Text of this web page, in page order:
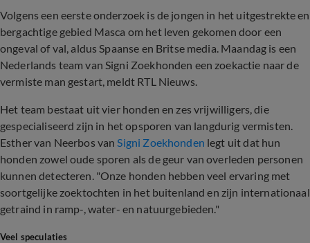
Volgens een eerste onderzoek is de jongen in het uitgestrekte en
bergachtige gebied Masca om het leven gekomen door een
ongeval of val, aldus Spaanse en Britse media. Maandag is een
Nederlands team van Signi Zoekhonden een zoekactie naar de
vermiste man gestart, meldt RTL Nieuws.
Het team bestaat uit vier honden en zes vrijwilligers, die
gespecialiseerd zijn in het opsporen van langdurig vermisten.
Esther van Neerbos vanSigni Zoekhonden legt uit dat hun
honden zowel oude sporen als de geur van overleden personen
kunnen detecteren. "Onze honden hebben veel ervaring met
soortgelijke zoektochten in het buitenland en zijn internationaal
getraind in ramp-, water- en natuurgebieden."
Veel speculaties